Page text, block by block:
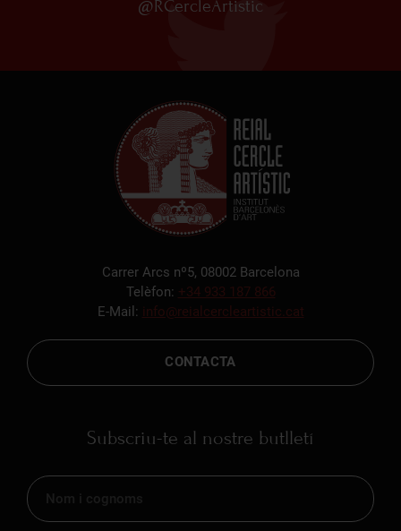
Divendres 27 de maig del 2022
@RCercleArtistic
Carrer Arcs nº5, 08002 Barcelona
Telèfon: +34 933 187 866
E-Mail: info@reialcercleartistic.cat
CONTACTA
Subscriu-te al nostre butlletí